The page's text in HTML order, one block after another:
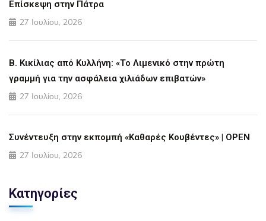
Επίσκεψη στην Πάτρα
27 Ιουλίου, 2026
Β. Κικίλιας από Κυλλήνη: «Το Λιμενικό στην πρώτη
γραμμή για την ασφάλεια χιλιάδων επιβατών»
27 Ιουλίου, 2026
Συνέντευξη στην εκπομπή «Καθαρές Κουβέντες» | OPEN
27 Ιουλίου, 2026
Κατηγορίες